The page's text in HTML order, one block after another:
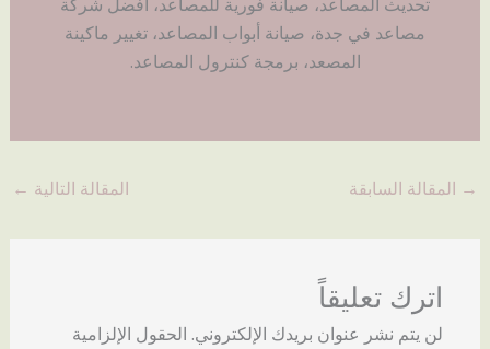
مصاعد في جدة، صيانة أبواب المصاعد، تغيير ماكينة
المصعد، برمجة كنترول المصاعد.
→ المقالة السابقة المقالة التالية ←
اترك تعليقاً
لن يتم نشر عنوان بريدك الإلكتروني. الحقول الإلزامية